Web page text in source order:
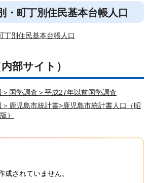
・町丁別住民基本台帳人口
丁別住民基本台帳人口
部サイト）
国勢調査＞平成27年以前国勢調査
鹿児島市統計書>鹿児島市統計書人口（昭
）
成されていません。